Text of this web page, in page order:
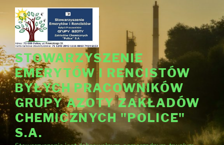
Przejdź
treści
STOWARZYSZENIE
EMERYTÓW I RENCISTÓW
BYŁYCH PRACOWNIKÓW
GRUPY AZOTY ZAKŁADÓW
CHEMICZNYCH "POLICE"
S.A.